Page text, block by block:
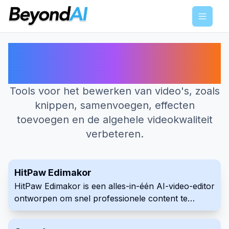
Menu
Tools voor het bewerken van video's, zoals
knippen, samenvoegen, effecten
toevoegen en de algehele videokwaliteit
verbeteren.
HitPaw Edimakor
HitPaw Edimakor is een alles-in-één AI-video-editor
ontworpen om snel professionele content te
creëren. Het vereenvoudigt videocreatie met